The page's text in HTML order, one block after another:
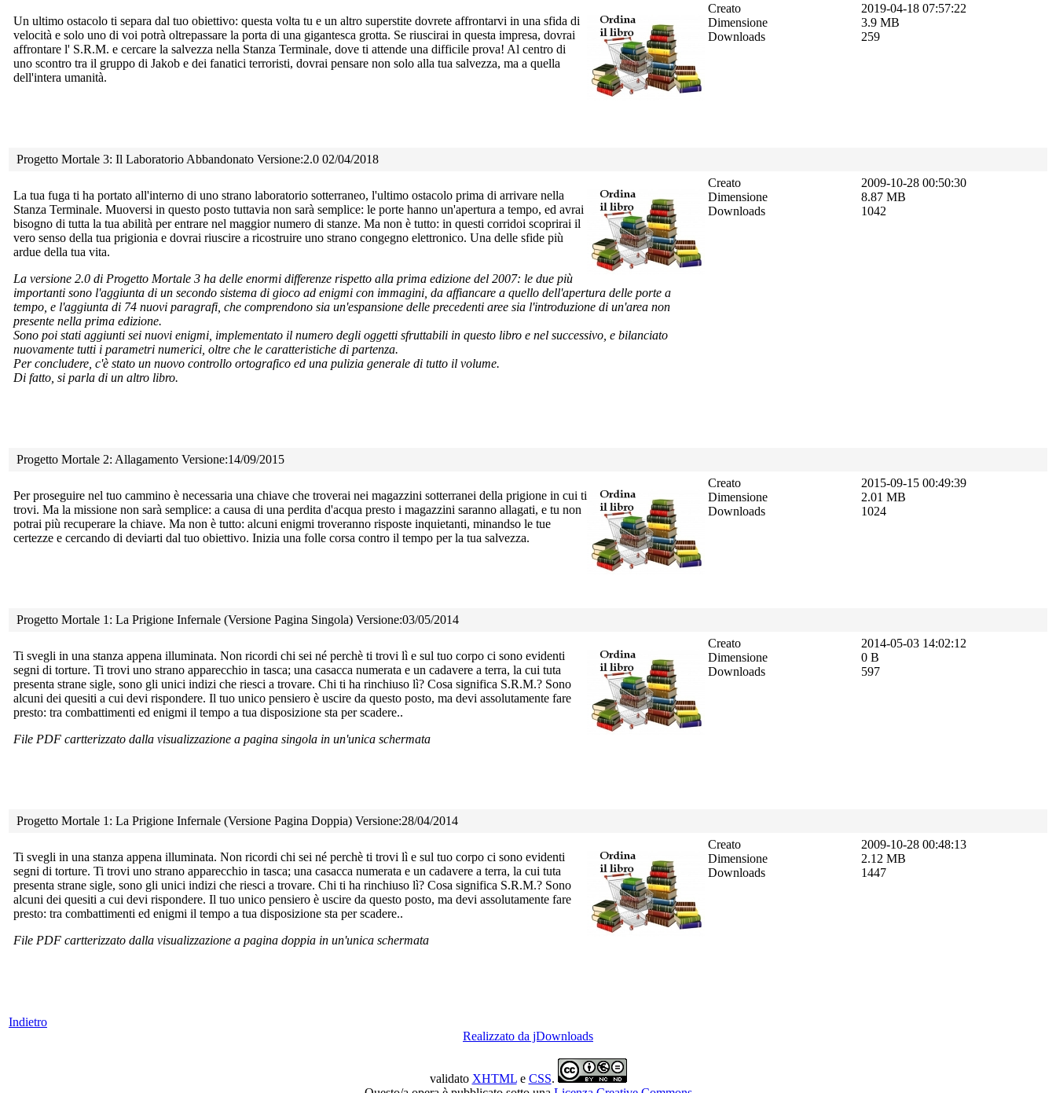
Un ultimo ostacolo ti separa dal tuo obiettivo: questa volta tu e un altro superstite dovrete affrontarvi in una sfida di
velocità e solo uno di voi potrà oltrepassare la porta di una gigantesca grotta. Se riuscirai in questa impresa, dovrai
affrontare l' S.R.M. e cercare la salvezza nella Stanza Terminale, dove ti attende una difficile prova! Al centro di
uno scontro tra il gruppo di Jakob e dei fanatici terroristi, dovrai pensare non solo alla tua salvezza, ma a quella
dell'intera umanità.
Creato
Dimensione
Downloads
2019-04-18 07:57:22
3.9 MB
259
Progetto Mortale 3: Il Laboratorio Abbandonato Versione:2.0 02/04/2018
La tua fuga ti ha portato all'interno di uno strano laboratorio sotterraneo, l'ultimo ostacolo prima di arrivare nella
Stanza Terminale. Muoversi in questo posto tuttavia non sarà semplice: le porte hanno un'apertura a tempo, ed avrai
bisogno di tutta la tua abilità per entrare nel maggior numero di stanze. Ma non è tutto: in questi corridoi scoprirai il
vero senso della tua prigionia e dovrai riuscire a ricostruire uno strano congegno elettronico. Una delle sfide più
ardue della tua vita.
La versione 2.0 di Progetto Mortale 3 ha delle enormi differenze rispetto alla prima edizione del 2007: le due più
importanti sono l'aggiunta di un secondo sistema di gioco ad enigmi con immagini, da affiancare a quello dell'apertura delle porte a
tempo, e l'aggiunta di 74 nuovi paragrafi, che comprendono sia un'espansione delle precedenti aree sia l'introduzione di un'area non
presente nella prima edizione.
Sono poi stati aggiunti sei nuovi enigmi, implementato il numero degli oggetti sfruttabili in questo libro e nel successivo, e bilanciato
nuovamente tutti i parametri numerici, oltre che le caratteristiche di partenza.
Per concludere, c'è stato un nuovo controllo ortografico ed una pulizia generale di tutto il volume.
Di fatto, si parla di un altro libro.
Creato
Dimensione
Downloads
2009-10-28 00:50:30
8.87 MB
1042
Progetto Mortale 2: Allagamento Versione:14/09/2015
Per proseguire nel tuo cammino è necessaria una chiave che troverai nei magazzini sotterranei della prigione in cui ti
trovi. Ma la missione non sarà semplice: a causa di una perdita d'acqua presto i magazzini saranno allagati, e tu non
potrai più recuperare la chiave. Ma non è tutto: alcuni enigmi troveranno risposte inquietanti, minandso le tue
certezze e cercando di deviarti dal tuo obiettivo. Inizia una folle corsa contro il tempo per la tua salvezza.
Creato
Dimensione
Downloads
2015-09-15 00:49:39
2.01 MB
1024
Progetto Mortale 1: La Prigione Infernale (Versione Pagina Singola) Versione:03/05/2014
Ti svegli in una stanza appena illuminata. Non ricordi chi sei né perchè ti trovi lì e sul tuo corpo ci sono evidenti
segni di torture. Ti trovi uno strano apparecchio in tasca; una casacca numerata e un cadavere a terra, la cui tuta
presenta strane sigle, sono gli unici indizi che riesci a trovare. Chi ti ha rinchiuso lì? Cosa significa S.R.M.? Sono
alcuni dei quesiti a cui devi rispondere. Il tuo unico pensiero è uscire da questo posto, ma devi assolutamente fare
presto: tra combattimenti ed enigmi il tempo a tua disposizione sta per scadere..
File PDF cartterizzato dalla visualizzazione a pagina singola in un'unica schermata
Creato
Dimensione
Downloads
2014-05-03 14:02:12
0 B
597
Progetto Mortale 1: La Prigione Infernale (Versione Pagina Doppia) Versione:28/04/2014
Ti svegli in una stanza appena illuminata. Non ricordi chi sei né perchè ti trovi lì e sul tuo corpo ci sono evidenti
segni di torture. Ti trovi uno strano apparecchio in tasca; una casacca numerata e un cadavere a terra, la cui tuta
presenta strane sigle, sono gli unici indizi che riesci a trovare. Chi ti ha rinchiuso lì? Cosa significa S.R.M.? Sono
alcuni dei quesiti a cui devi rispondere. Il tuo unico pensiero è uscire da questo posto, ma devi assolutamente fare
presto: tra combattimenti ed enigmi il tempo a tua disposizione sta per scadere..
File PDF cartterizzato dalla visualizzazione a pagina doppia in un'unica schermata
Creato
Dimensione
Downloads
2009-10-28 00:48:13
2.12 MB
1447
Indietro
Realizzato da jDownloads
validato XHTMLe CSS.